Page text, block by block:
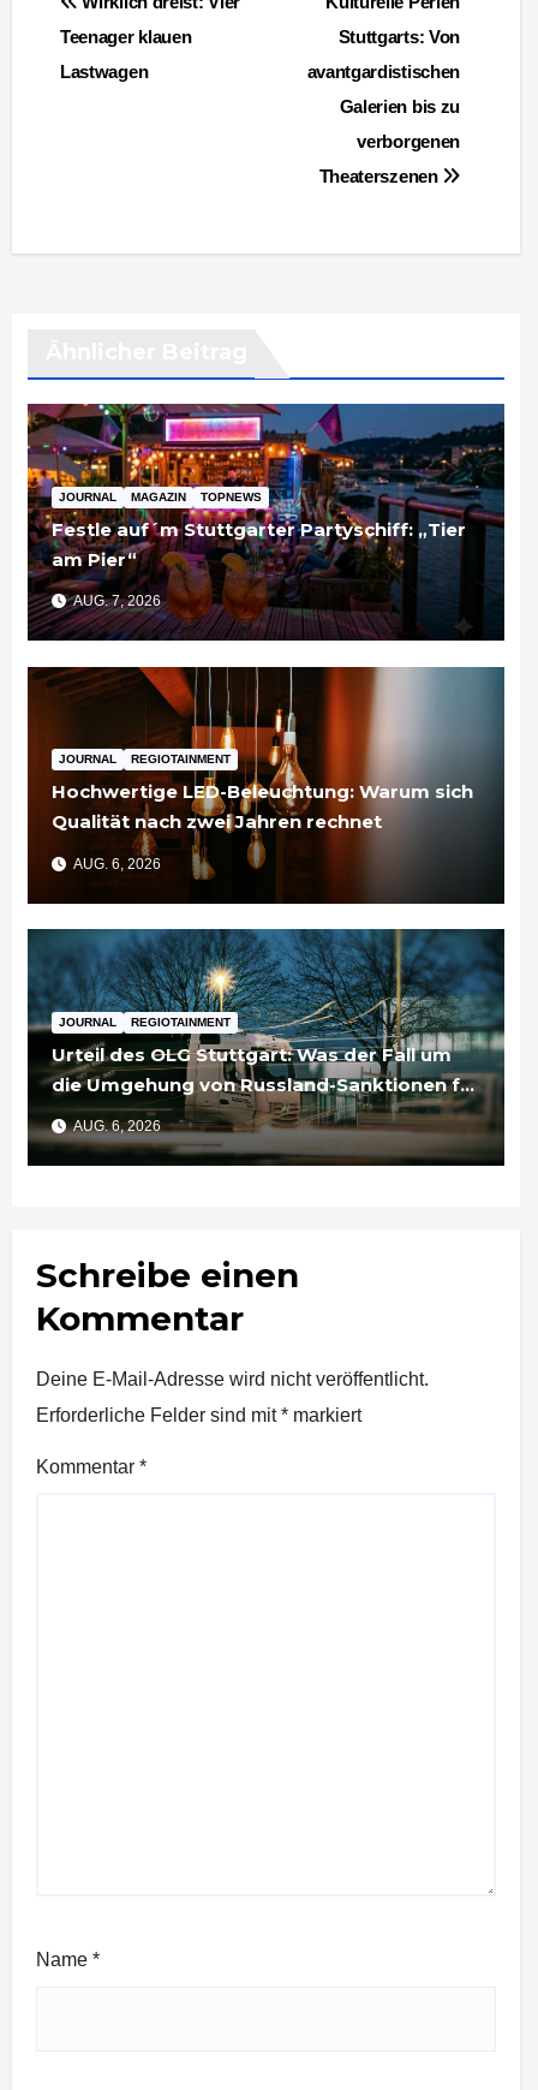
Stuttgarts: Von
avantgardistischen
Galerien bis zu
verborgenen
Theaterszenen
Teenager klauen
Lastwagen
JOURNAL MAGAZIN TOPNEWS
Festle auf´m Stuttgarter Partyschiff: „Tier
am Pier“
AUG. 7, 2026
JOURNAL REGIOTAINMENT
Hochwertige LED-Beleuchtung: Warum sich
Qualität nach zwei Jahren rechnet
AUG. 6, 2026
JOURNAL REGIOTAINMENT
Urteil des OLG Stuttgart: Was der Fall um
die Umgehung von Russland-Sanktionen für
Unternehmen bedeutet
AUG. 6, 2026
Schreibe einen
Kommentar
Deine E-Mail-Adresse wird nicht veröffentlicht.
Erforderliche Felder sind mit* markiert
Kommentar *
Name *